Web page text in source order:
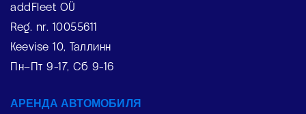
addFleet OÜ
Reg. nr. 10055611
Keevise 10, Таллинн
Пн–Пт 9-17, Сб 9-16
АРЕНДА АВТОМОБИЛЯ